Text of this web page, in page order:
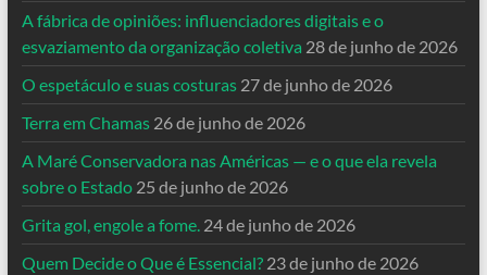
A fábrica de opiniões: influenciadores digitais e o
esvaziamento da organização coletiva 28 de junho de 2026
O espetáculo e suas costuras 27 de junho de 2026
Terra em Chamas 26 de junho de 2026
A Maré Conservadora nas Américas — e o que ela revela
sobre o Estado 25 de junho de 2026
Grita gol, engole a fome. 24 de junho de 2026
Quem Decide o Que é Essencial? 23 de junho de 2026